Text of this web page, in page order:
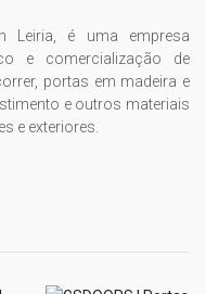
Leiria, é uma empresa
e comercialização de
portas em madeira e
e outros materiais
e exteriores.